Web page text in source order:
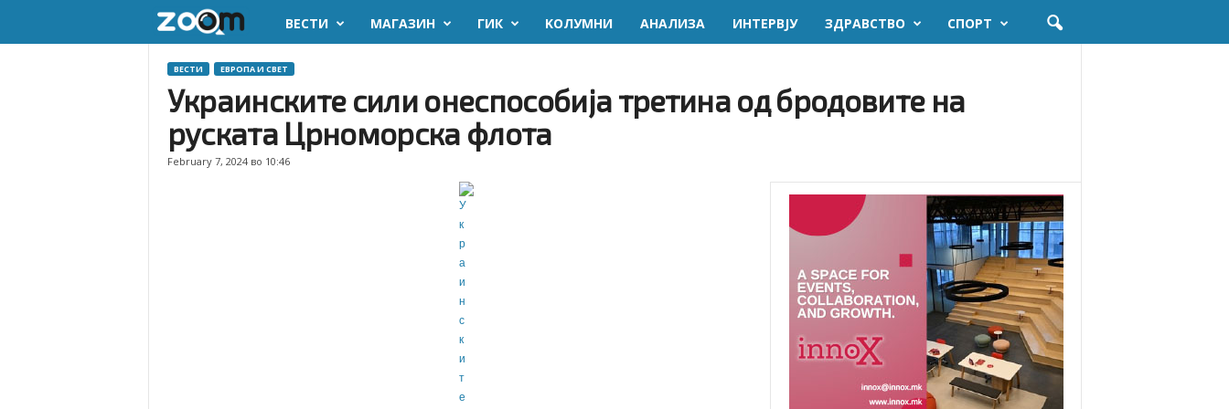
o
o
m
ВЕСТИ МАГАЗИН ГИК KОЛУМНИ AНАЛИЗА ИНТЕРВЈУ ЗДРАВСТВО СПОРТ
ВЕСТИ ЕВРОПА И СВЕТ
Украинските сили онеспособија третина од бродовите на
руската Црноморска флота
February 7, 2024 во 10:46